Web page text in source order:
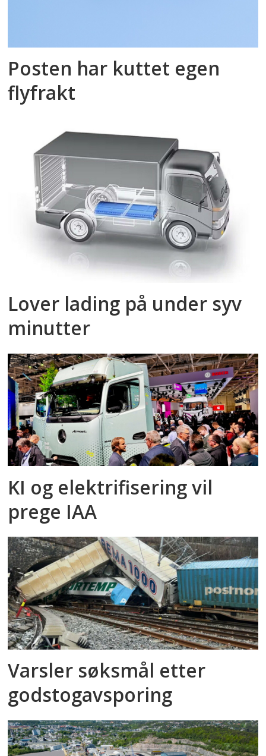
Posten har kuttet egen
flyfrakt
Lover lading på under syv
minutter
KI og elektrifisering vil
prege IAA
Varsler søksmål etter
godstog­avsporing